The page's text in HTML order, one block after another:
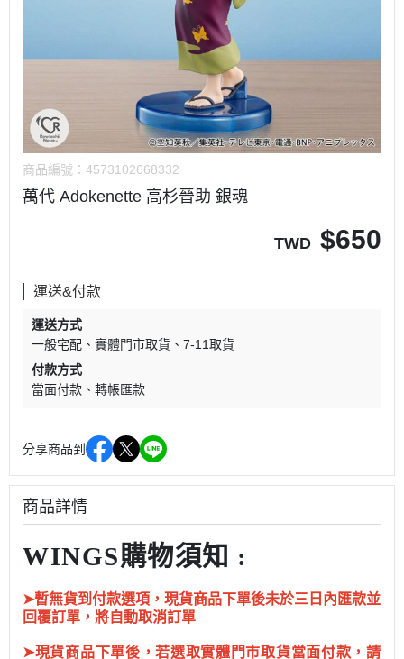
商品編號： 4573102668332
萬代 Adokenette 高杉晉助 銀魂
TWD $650
運送&付款
運送方式
一般宅配
實體門市取貨
7-11取貨
付款方式
當面付款
轉帳匯款
分享商品到
商品詳情
WINGS購物須知 :
➤暫無貨到付款選項，現貨商品下單後未於三日內匯款並
回覆訂單，將自動取消訂單
➤現貨商品下單後，若選取實體門市取貨當面付款，請